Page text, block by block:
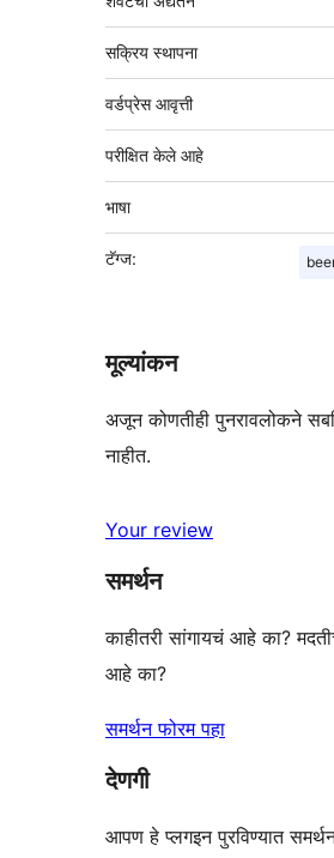
सक्रिय स्थापना
वर्डप्रेस आवृत्ती
परीक्षित केले आहे
भाषा
टॅग्ज:
मूल्यांकन
अजून कोणतीही पुनरावलोकने
नाहीत.
Your review
समर्थन
काहीतरी सांगायचं आहे का?
आहे का?
समर्थन फोरम पहा
देणगी
आपण हे प्लगइन पुरविण्यात